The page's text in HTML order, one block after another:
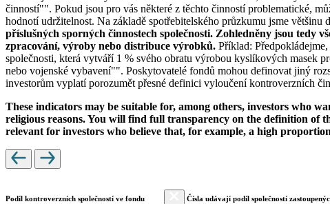
činností"". Pokud jsou pro vás některé z těchto činností problematické,
hodnotí udržitelnost. Na základě spotřebitelského průzkumu jsme
příslušných sporných činnostech společnosti. Zohledněny jsou tedy
zpracování, výroby nebo distribuce výrobků. Příklad:
společnosti, která vytváří 1 % svého obratu výrobou kyslíkových masek
nebo vojenské vybavení"". Poskytovatelé fondů mohou definovat jiný
investorům vyplatí porozumět přesné definici vyloučení kontroverzních
These indicators may be suitable for, among others, investors who
religious reasons. You will find full transparency on the definition of
relevant for investors who believe that, for example, a high
Podíl kontroverzních společností ve fondu
Čísla udávají podíl společností